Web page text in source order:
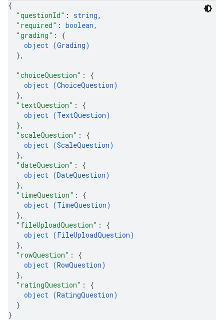
{
"questionId" : string,
"required" : boolean,
"grading" : {
object (Grading)
},
"choiceQuestion" : {
object (ChoiceQuestion)
},
"textQuestion" : {
object (TextQuestion)
},
"scaleQuestion" : {
object (ScaleQuestion)
},
"dateQuestion" : {
object (DateQuestion)
},
"timeQuestion" : {
object (TimeQuestion)
},
"fileUploadQuestion" : {
object (FileUploadQuestion)
},
"rowQuestion" : {
object (RowQuestion)
},
"ratingQuestion" : {
object (RatingQuestion)
}
}